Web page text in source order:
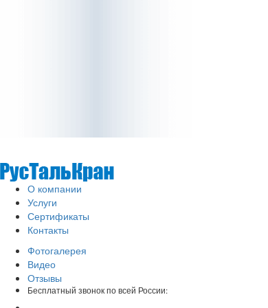
О компании
Услуги
Сертификаты
Контакты
Фотогалерея
Видео
Отзывы
Бесплатный звонок по всей России: